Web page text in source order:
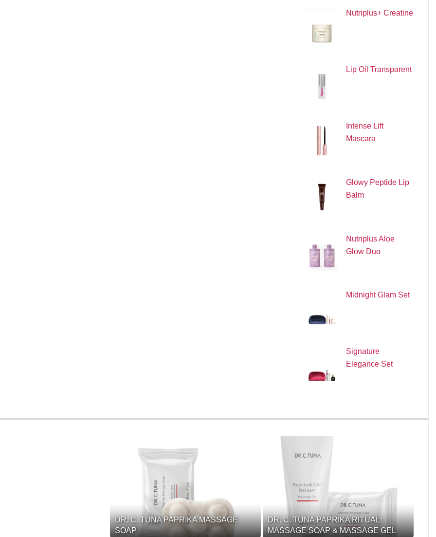
Nutriplus+ Creatine
Lip Oil Transparent
Intense Lift
Mascara
Glowy Peptide Lip
Balm
Nutriplus Aloe
Glow Duo
Midnight Glam Set
Signature
Elegance Set
DR. C. TUNA PAPRIKA MASSAGE
SOAP
DR. C. TUNA PAPRIKA RITUAL:
MASSAGE SOAP & MASSAGE GEL